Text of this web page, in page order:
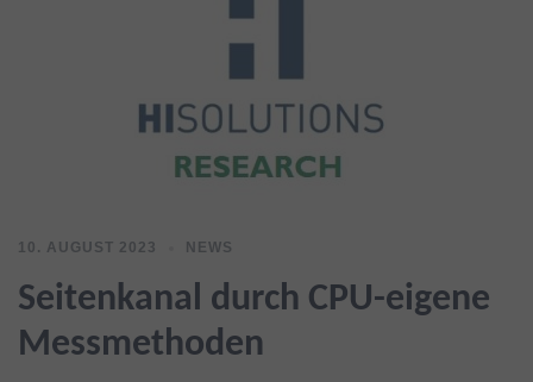
10. AUGUST 2023 NEWS
Seitenkanal durch CPU-eigene
Messmethoden